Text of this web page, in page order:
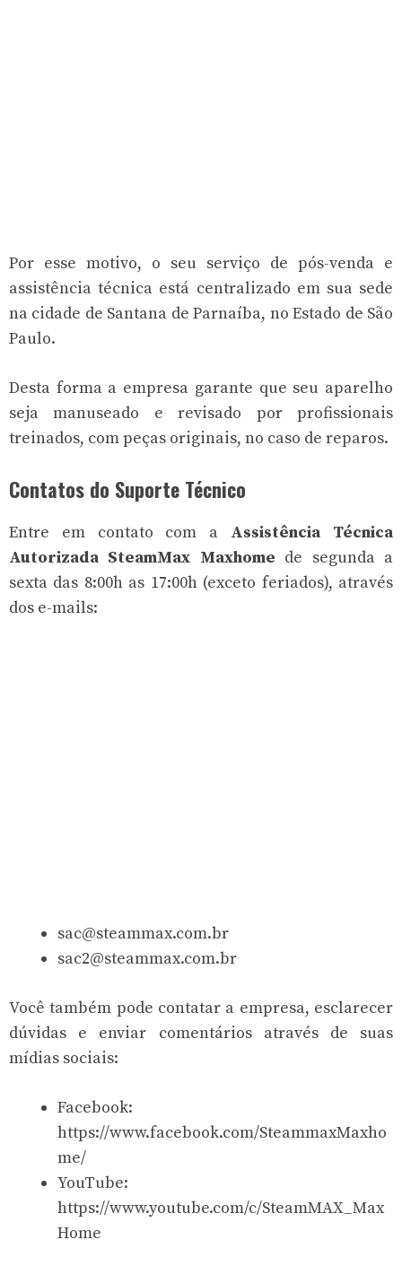
Por esse motivo, o seu serviço de pós-venda e
assistência técnica está centralizado em sua sede
na cidade de Santana de Parnaíba, no Estado de São
Paulo.
Desta forma a empresa garante que seu aparelho
seja manuseado e revisado por profissionais
treinados, com peças originais, no caso de reparos.
Contatos do Suporte Técnico
Entre em contato com a Assistência Técnica
Autorizada SteamMax Maxhome de segunda a
sexta das 8:00h as 17:00h (exceto feriados), através
dos e-mails:
sac@steammax.com.br
sac2@steammax.com.br
Você também pode contatar a empresa, esclarecer
dúvidas e enviar comentários através de suas
mídias sociais:
Facebook:
https://www.facebook.com/SteammaxMaxho
me/
YouTube:
https://www.youtube.com/c/SteamMAX_Max
Home